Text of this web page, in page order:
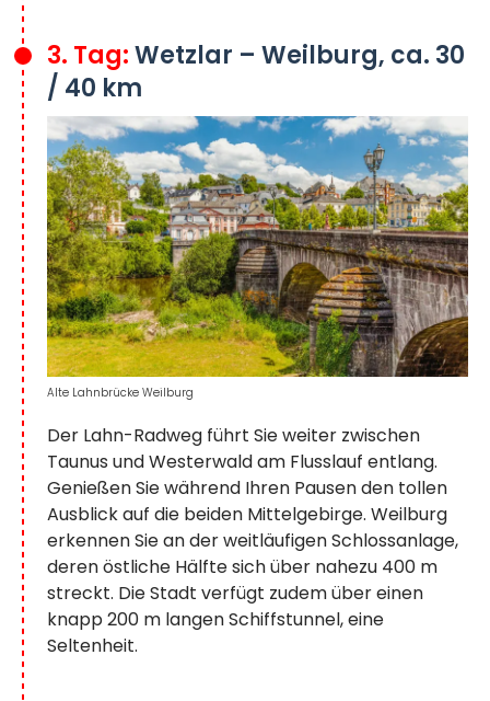
3. Tag:Wetzlar – Weilburg, ca. 30
/ 40 km
Der Lahn-Radweg führt Sie weiter zwischen
Taunus und Westerwald am Flusslauf entlang.
Genießen Sie während Ihren Pausen den tollen
Ausblick auf die beiden Mittelgebirge. Weilburg
erkennen Sie an der weitläufigen Schlossanlage,
deren östliche Hälfte sich über nahezu 400 m
streckt. Die Stadt verfügt zudem über einen
knapp 200 m langen Schiffstunnel, eine
Seltenheit.
Alte Lahnbrücke Weilburg